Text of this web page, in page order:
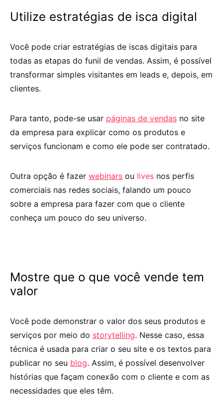
Utilize estratégias de isca digital
Você pode criar estratégias de iscas digitais para
todas as etapas do funil de vendas. Assim, é possível
transformar simples visitantes em leads e, depois, em
clientes.
Para tanto, pode-se usar páginas de vendas no site
da empresa para explicar como os produtos e
serviços funcionam e como ele pode ser contratado.
Outra opção é fazer webinars ou lives nos perfis
comerciais nas redes sociais, falando um pouco
sobre a empresa para fazer com que o cliente
conheça um pouco do seu universo.
Mostre que o que você vende tem
valor
Você pode demonstrar o valor dos seus produtos e
serviços por meio do storytelling. Nesse caso, essa
técnica é usada para criar o seu site e os textos para
publicar no seu blog. Assim, é possível desenvolver
histórias que façam conexão com o cliente e com as
necessidades que eles têm.